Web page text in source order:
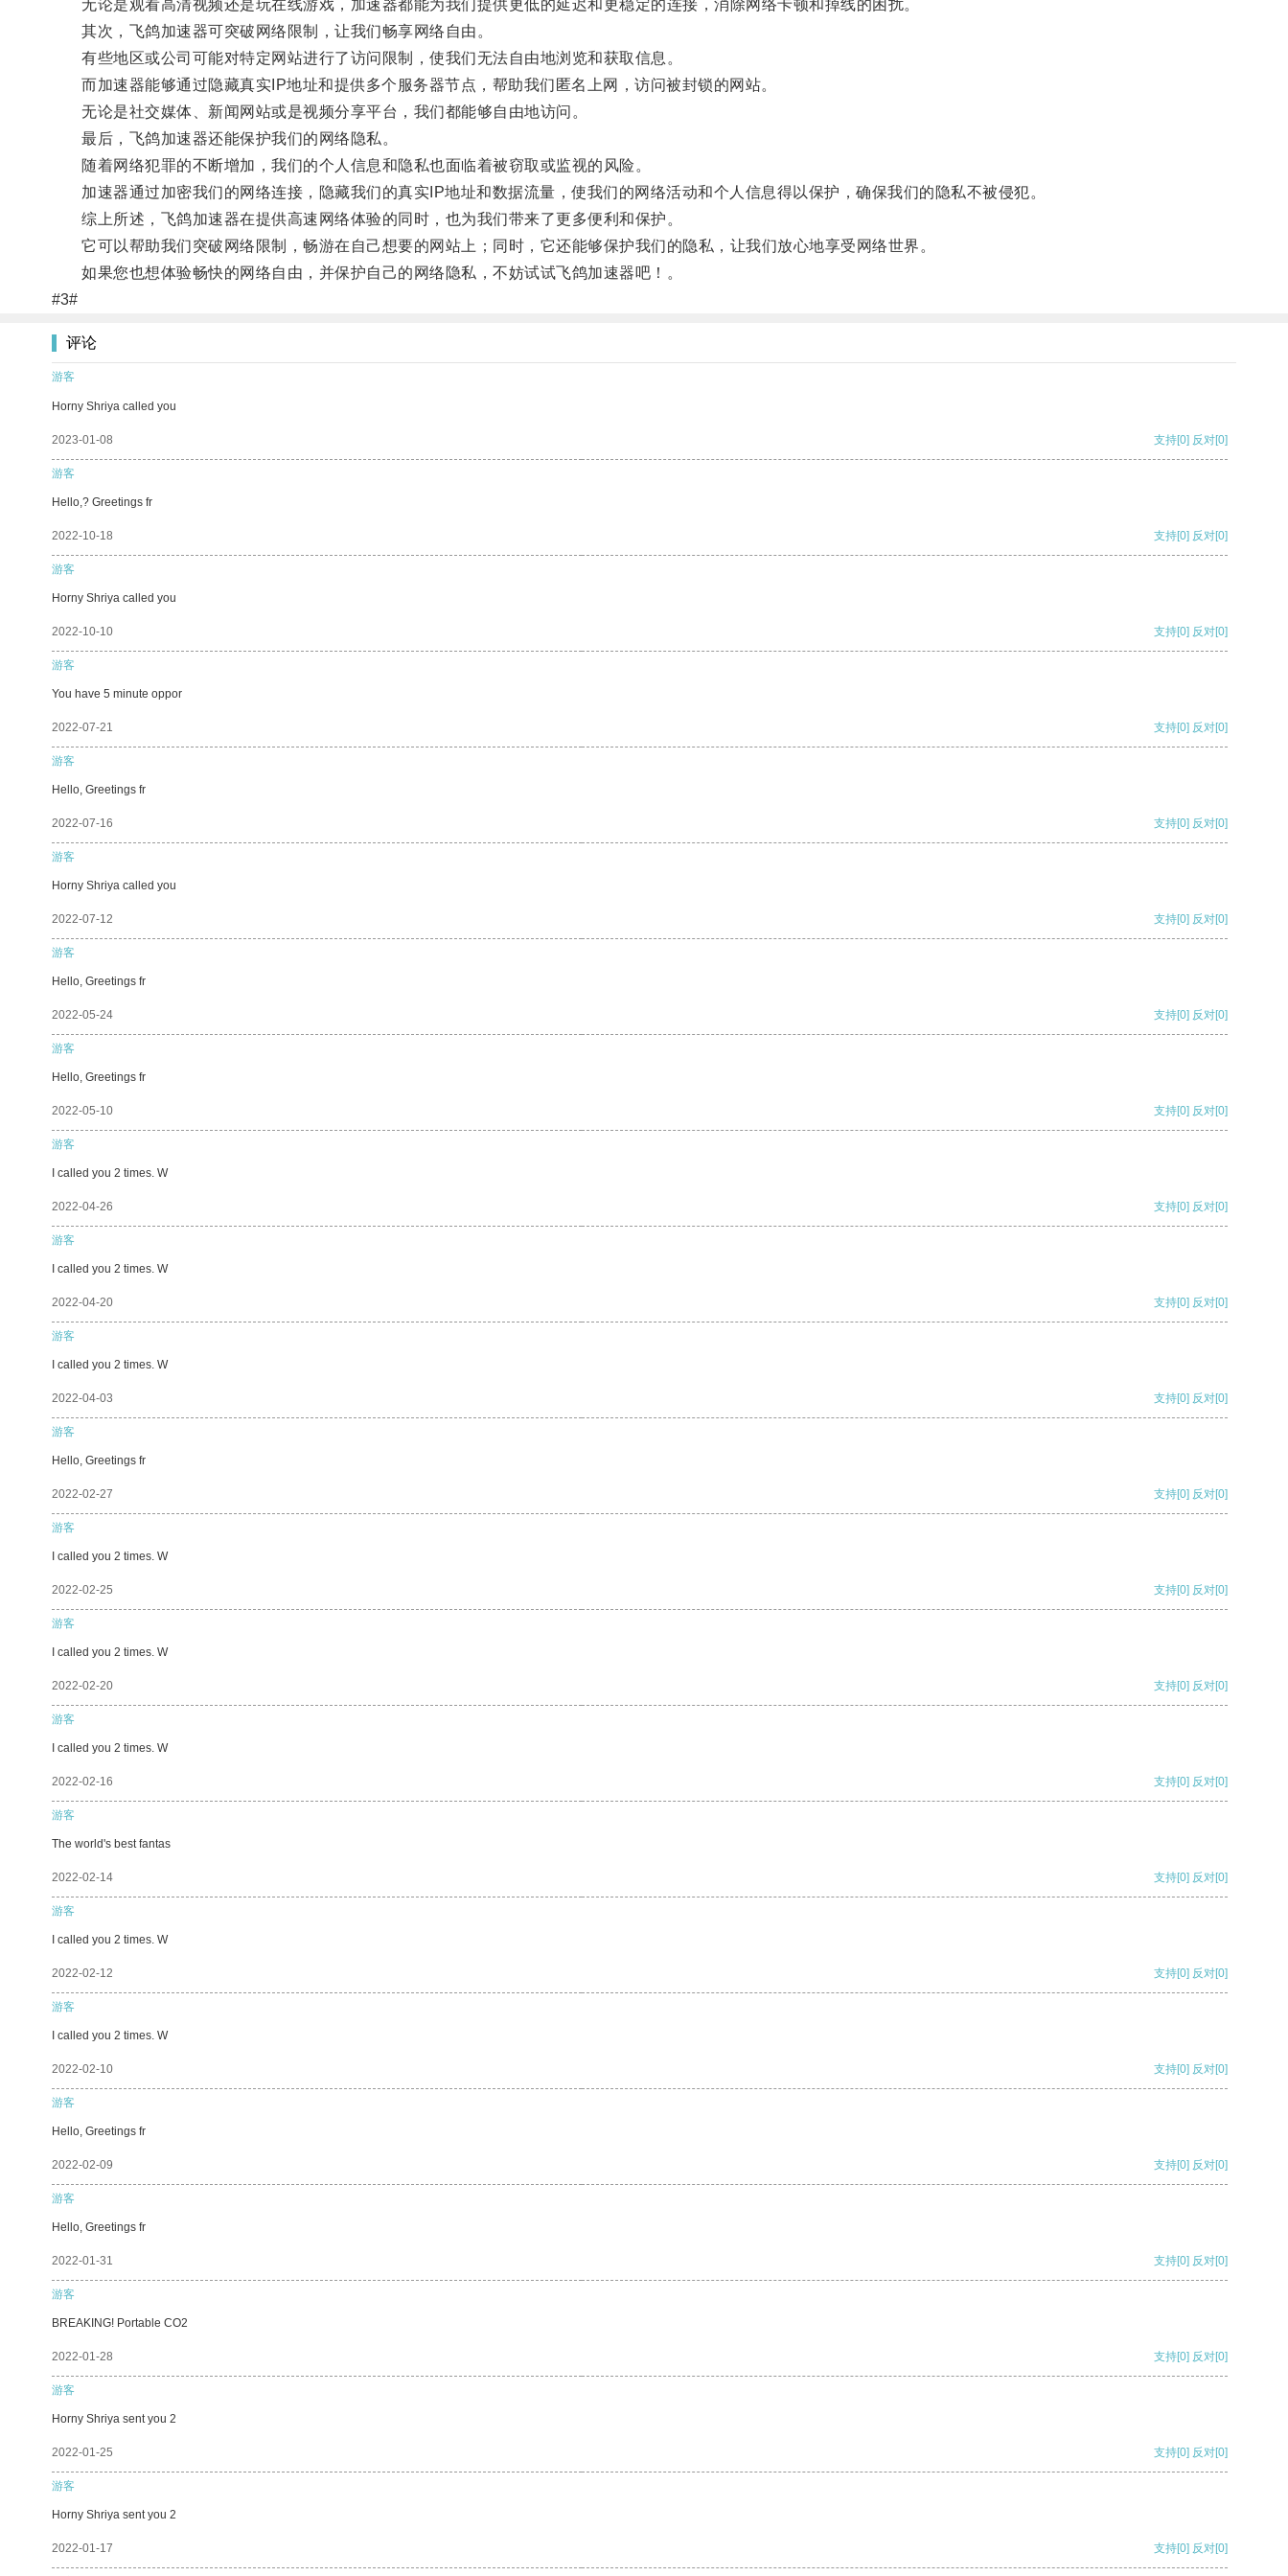
无论是观看高清视频还是玩在线游戏，加速器都能为我们提供更低的延迟和更稳定的连接，消除网络卡顿和掉线的困扰。
其次，飞鸽加速器可突破网络限制，让我们畅享网络自由。
有些地区或公司可能对特定网站进行了访问限制，使我们无法自由地浏览和获取信息。
而加速器能够通过隐藏真实IP地址和提供多个服务器节点，帮助我们匿名上网，访问被封锁的网站。
无论是社交媒体、新闻网站或是视频分享平台，我们都能够自由地访问。
最后，飞鸽加速器还能保护我们的网络隐私。
随着网络犯罪的不断增加，我们的个人信息和隐私也面临着被窃取或监视的风险。
加速器通过加密我们的网络连接，隐藏我们的真实IP地址和数据流量，使我们的网络活动和个人信息得以保护，确保我们的隐私不被侵犯。
综上所述，飞鸽加速器在提供高速网络体验的同时，也为我们带来了更多便利和保护。
它可以帮助我们突破网络限制，畅游在自己想要的网站上；同时，它还能够保护我们的隐私，让我们放心地享受网络世界。
如果您也想体验畅快的网络自由，并保护自己的网络隐私，不妨试试飞鸽加速器吧！。
#3#
评论
游客
Horny Shriya called you
2023-01-08 支持[0] 反对[0]
游客
Hello,? Greetings fr
2022-10-18 支持[0] 反对[0]
游客
Horny Shriya called you
2022-10-10 支持[0] 反对[0]
游客
You have 5 minute oppor
2022-07-21 支持[0] 反对[0]
游客
Hello, Greetings fr
2022-07-16 支持[0] 反对[0]
游客
Horny Shriya called you
2022-07-12 支持[0] 反对[0]
游客
Hello, Greetings fr
2022-05-24 支持[0] 反对[0]
游客
Hello, Greetings fr
2022-05-10 支持[0] 反对[0]
游客
I called you 2 times. W
2022-04-26 支持[0] 反对[0]
游客
I called you 2 times. W
2022-04-20 支持[0] 反对[0]
游客
I called you 2 times. W
2022-04-03 支持[0] 反对[0]
游客
Hello, Greetings fr
2022-02-27 支持[0] 反对[0]
游客
I called you 2 times. W
2022-02-25 支持[0] 反对[0]
游客
I called you 2 times. W
2022-02-20 支持[0] 反对[0]
游客
I called you 2 times. W
2022-02-16 支持[0] 反对[0]
游客
The world's best fantas
2022-02-14 支持[0] 反对[0]
游客
I called you 2 times. W
2022-02-12 支持[0] 反对[0]
游客
I called you 2 times. W
2022-02-10 支持[0] 反对[0]
游客
Hello, Greetings fr
2022-02-09 支持[0] 反对[0]
游客
Hello, Greetings fr
2022-01-31 支持[0] 反对[0]
游客
BREAKING! Portable CO2
2022-01-28 支持[0] 反对[0]
游客
Horny Shriya sent you 2
2022-01-25 支持[0] 反对[0]
游客
Horny Shriya sent you 2
2022-01-17 支持[0] 反对[0]